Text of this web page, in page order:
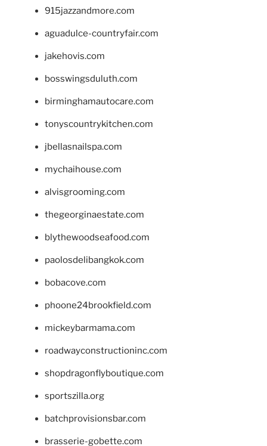
915jazzandmore.com
aguadulce-countryfair.com
jakehovis.com
bosswingsduluth.com
birminghamautocare.com
tonyscountrykitchen.com
jbellasnailspa.com
mychaihouse.com
alvisgrooming.com
thegeorginaestate.com
blythewoodseafood.com
paolosdelibangkok.com
bobacove.com
phoone24brookfield.com
mickeybarmama.com
roadwayconstructioninc.com
shopdragonflyboutique.com
sportszilla.org
batchprovisionsbar.com
brasserie-gobette.com